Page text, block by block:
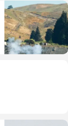
מזג האוויר